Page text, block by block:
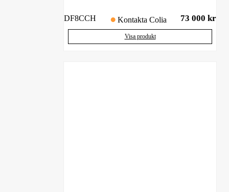
DF8CCH Kontakta Colia 73 000 kr
Visa produkt